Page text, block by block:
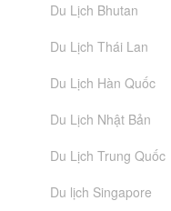
Du Lịch Bhutan
Du Lịch Thái Lan
Du Lịch Hàn Quốc
Du Lịch Nhật Bản
Du Lịch Trung Quốc
Du lịch Singapore